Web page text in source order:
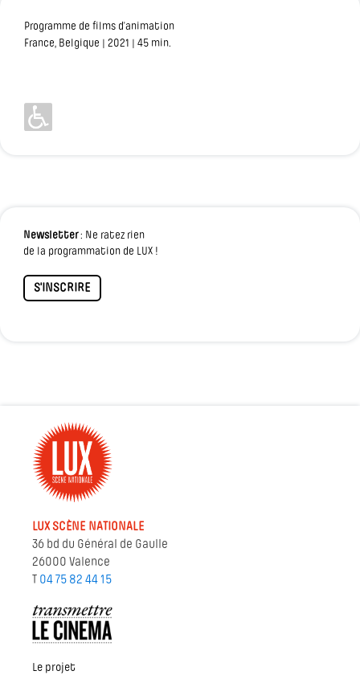
Programme de films d’animation
France, Belgique | 2021 | 45 min.
Newsletter: Ne ratez rien
de la programmation de LUX !
S'INSCRIRE
LUX SCÈNE NATIONALE
36 bd du Général de Gaulle
26000 Valence
T 04 75 82 44 15
Le projet